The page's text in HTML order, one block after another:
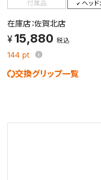
付属品
ヘッ
在庫店：佐賀北店
15,880 税込
144 pt
交換グリップ一覧